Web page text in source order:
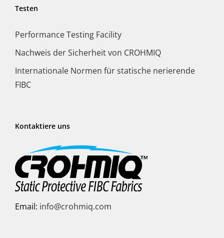
Testen
Performance Testing Facility
Nachweis der Sicherheit von CROHMIQ
Internationale Normen für statische nerierende
FIBC
Kontaktiere uns
Email: info@crohmiq.com